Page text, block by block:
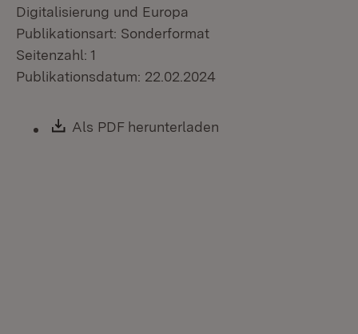
Digitalisierung und Europa
Publikationsart: Sonderformat
Seitenzahl: 1
Publikationsdatum: 22.02.2024
Download:
Als PDF herunterladen